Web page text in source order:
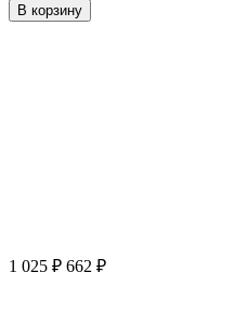
В корзину
1 025 ₽ 662 ₽